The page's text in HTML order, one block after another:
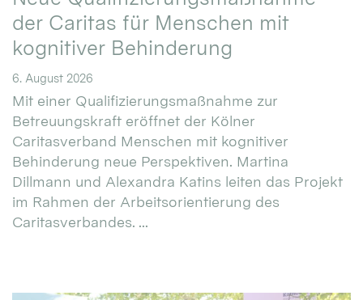
der Caritas für Menschen mit
kognitiver Behinderung
6. August 2026
Mit einer Qualifizierungsmaßnahme zur
Betreuungskraft eröffnet der Kölner
Caritasverband Menschen mit kognitiver
Behinderung neue Perspektiven. Martina
Dillmann und Alexandra Katins leiten das Projekt
im Rahmen der Arbeitsorientierung des
Caritasverbandes. ...